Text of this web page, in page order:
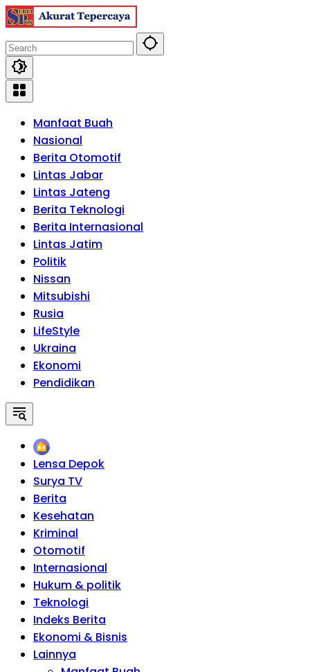
Skip
to
content
Manfaat Buah
Nasional
Berita Otomotif
Lintas Jabar
Lintas Jateng
Berita Teknologi
Berita Internasional
Lintas Jatim
Politik
Nissan
Mitsubishi
Rusia
LifeStyle
Ukraina
Ekonomi
Pendidikan
Home
Lensa Depok
Surya TV
Berita
Kesehatan
Kriminal
Otomotif
Internasional
Hukum & politik
Teknologi
Indeks Berita
Ekonomi & Bisnis
Lainnya